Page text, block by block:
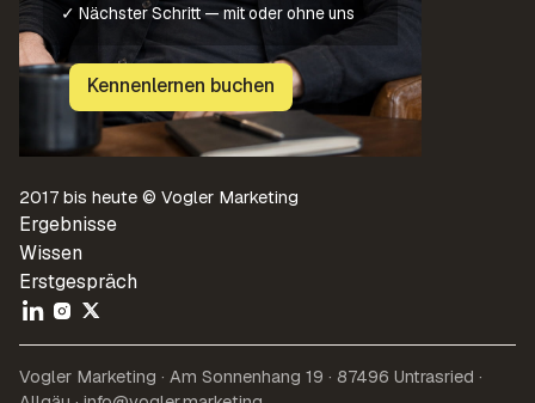
✓ Nächster Schritt — mit oder ohne uns
Kennenlernen buchen
2017 bis heute © Vogler Marketing
Ergebnisse
Wissen
Erstgespräch
Vogler Marketing · Am Sonnenhang 19 · 87496 Untrasried ·